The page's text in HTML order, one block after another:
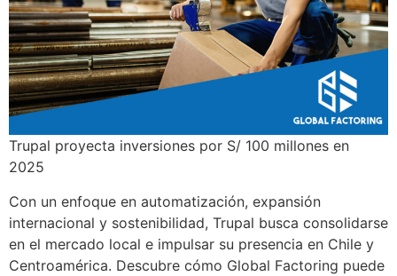
Trupal proyecta inversiones por S/ 100 millones en
2025
Con un enfoque en automatización, expansión
internacional y sostenibilidad, Trupal busca consolidarse
en el mercado local e impulsar su presencia en Chile y
Centroamérica. Descubre cómo Global Factoring puede